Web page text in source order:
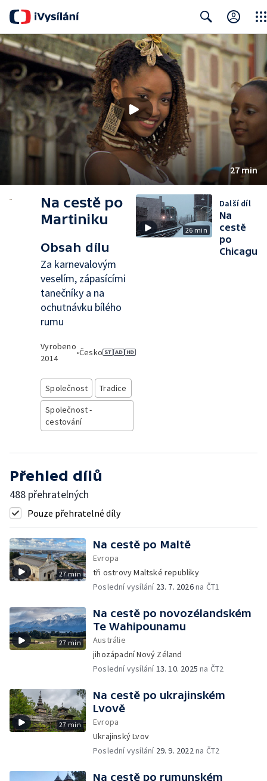
Search
27 min
Na cestě po
Martiniku
Obsah dílu
Za karnevalovým
veselím, zápasícími
tanečníky a na
ochutnávku bílého
rumu
Vyrobeno
2014
•Česko
Společnost
Tradice
Společnost -
cestování
26 min
Další díl
Na
cestě
po
Chicagu
Přehled dílů
488 přehratelných
Pouze přehratelné díly
27 min
Na cestě po Maltě
Evropa
tři ostrovy Maltské republiky
Poslední vysílání 23. 7. 2026na ČT1
27 min
Na cestě po novozélandském
Te Wahipounamu
Austrálie
jihozápadní Nový Zéland
Poslední vysílání13. 10. 2025 na ČT2
27 min
Na cestě po ukrajinském
Lvově
Evropa
Ukrajinský Lvov
Poslední vysílání 29. 9. 2022na ČT2
Na cestě po rumunském